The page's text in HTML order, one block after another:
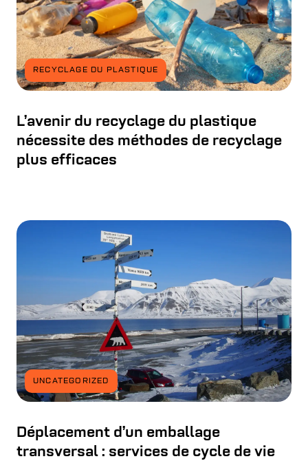
RECYCLAGE DU PLASTIQUE
L’avenir du recyclage du plastique
nécessite des méthodes de recyclage
plus efficaces
UNCATEGORIZED
Déplacement d’un emballage
transversal : services de cycle de vie